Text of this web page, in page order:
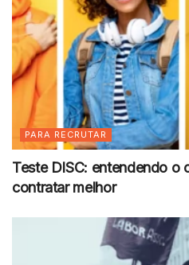
PARA RECRUTAR
Teste DISC: entendendo o
contratar melhor